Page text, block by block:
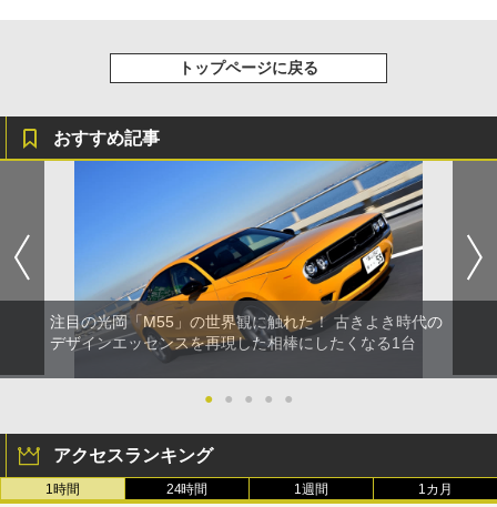
トップページに戻る
おすすめ記事
注目の光岡「M55」の世界観に触れた！ 古きよき時代の
デザインエッセンスを再現した相棒にしたくなる1台
● ● ● ● ●
アクセスランキング
1時間 24時間 1週間 1カ月